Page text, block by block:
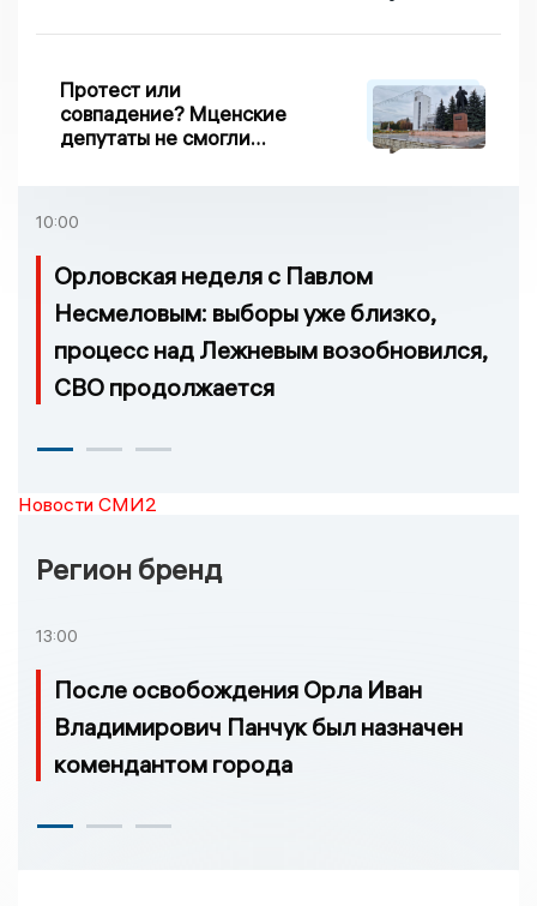
Протест или
совпадение? Мценские
депутаты не смогли
10:00
Орловская неделя с Павлом
Несмеловым: выборы уже близко,
процесс над Лежневым возобновился,
СВО продолжается
Новости СМИ2
Регион бренд
13:00
После освобождения Орла Иван
Владимирович Панчук был назначен
комендантом города